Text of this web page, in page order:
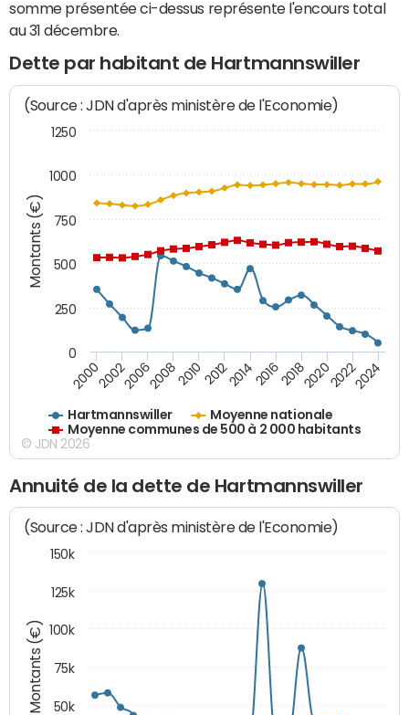
somme présentée ci-dessus représente l'encours total
au 31 décembre.
Dette par habitant de Hartmannswiller
Montants (€)
(Source : JDN d'après ministère de l'Economie)
Hartmannswiller
Moyenne nationale
Moyenne communes de 500 à 2 000 habitants
200020022006200820102012201420162018202020222024
0
250
500
750
1000
1250
© JDN 2026
Annuité de la dette de Hartmannswiller
Montants (€)
(Source : JDN d'après ministère de l'Economie)
50k
75k
100k
125k
150k